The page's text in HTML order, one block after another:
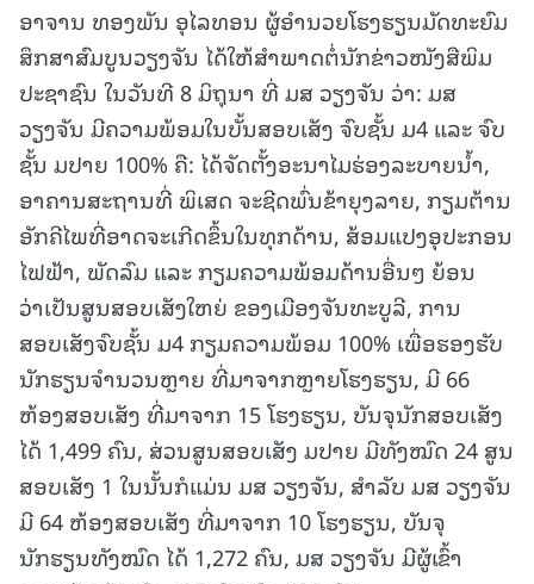
ອາຈານ ທອງພັນ ອຸໄລທອນ ຜູ້ອໍານວຍໂຮງຮຽນມັດທະຍົມ
ສຶກສາສົມບູນວຽງຈັນ ໄດ້ໃຫ້ສໍາພາດຕໍ່ນັກຂ່າວໜັງສືພິມ
ປະຊາຊົນ ໃນວັນທີ 8 ມິຖຸນາ ທີ່ ມສ ວຽງຈັນ ວ່າ: ມສ
ວຽງຈັນ ມີຄວາມພ້ອມໃນບັ້ນສອບເສັງ ຈົບຊັ້ນ ມ4 ແລະ ຈົບ
ຊັ້ນ ມປາຍ 100% ຄື: ໄດ້ຈັດຕັ້ງອະນາໄມຮ່ອງລະບາຍນໍ້າ,
ອາຄານສະຖານທີ່ ພິເສດ ຈະຊີດພົ່ນຂ້າຍຸງລາຍ, ກຽມຕ້ານ
ອັກຄີໄພທີ່ອາດຈະເກີດຂຶ້ນໃນທຸກດ້ານ, ສ້ອມແປງອຸປະກອນ
ໄຟຟ້າ, ພັດລົມ ແລະ ກຽມຄວາມພ້ອມດ້ານອື່ນໆ ຍ້ອນ
ວ່າເປັນສູນສອບເສັງໃຫຍ່ ຂອງເມືອງຈັນທະບູລີ, ການ
ສອບເສັງຈົບຊັ້ນ ມ4 ກຽມຄວາມພ້ອມ 100% ເພື່ອຮອງຮັບ
ນັກຮຽນຈໍານວນຫຼາຍ ທີ່ມາຈາກຫຼາຍໂຮງຮຽນ, ມີ 66
ຫ້ອງສອບເສັງ ທີ່ມາຈາກ 15 ໂຮງຮຽນ, ບັນຈຸນັກສອບເສັງ
ໄດ້ 1,499 ຄົນ, ສ່ວນສູນສອບເສັງ ມປາຍ ມີທັງໝົດ 24 ສູນ
ສອບເສັງ 1 ໃນນັ້ນກໍແມ່ນ ມສ ວຽງຈັນ, ສໍາລັບ ມສ ວຽງຈັນ
ມີ 64 ຫ້ອງສອບເສັງ ທີ່ມາຈາກ 10 ໂຮງຮຽນ, ບັນຈຸ
ນັກຮຽນທັງໝົດ ໄດ້ 1,272 ຄົນ, ມສ ວຽງຈັນ ມີຜູ້ເຂົ້າ